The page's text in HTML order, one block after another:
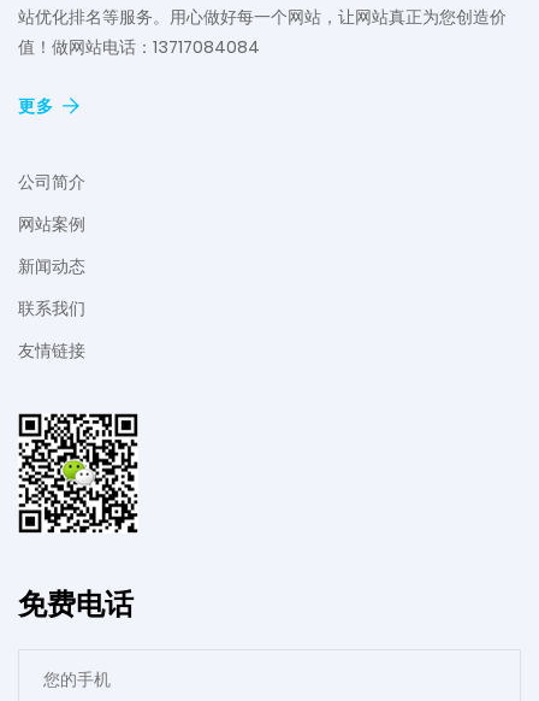
站优化排名等服务。用心做好每一个网站，让网站真正为您创造价
值！做网站电话：13717084084
更多
公司简介
网站案例
新闻动态
联系我们
友情链接
免费电话